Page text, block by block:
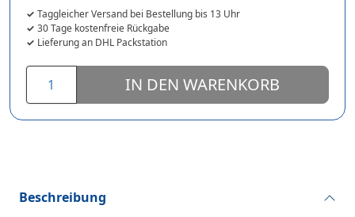
Taggleicher Versand bei Bestellung bis 13 Uhr
30 Tage kostenfreie Rückgabe
Lieferung an DHL Packstation
IN DEN WARENKORB
Beschreibung